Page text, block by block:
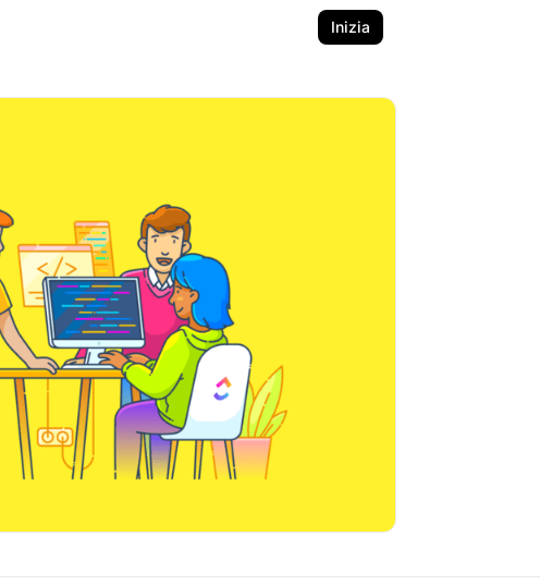
Inizia